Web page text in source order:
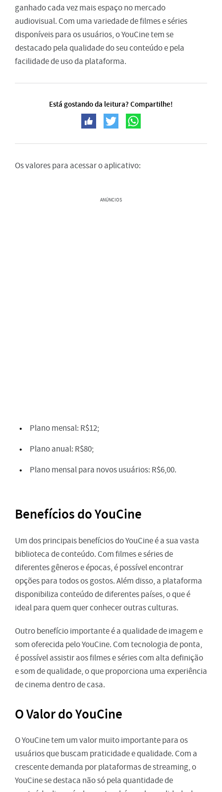
ganhado cada vez mais espaço no mercado
audiovisual. Com uma variedade de filmes e séries
disponíveis para os usuários, o YouCine tem se
destacado pela qualidade do seu conteúdo e pela
facilidade de uso da plataforma.
Está gostando da leitura? Compartilhe!
Os valores para acessar o aplicativo:
ANÚNCIOS
Plano mensal: R$12;
Plano anual: R$80;
Plano mensal para novos usuários: R$6,00.
Benefícios do YouCine
Um dos principais benefícios do YouCine é a sua vasta
biblioteca de conteúdo. Com filmes e séries de
diferentes gêneros e épocas, é possível encontrar
opções para todos os gostos. Além disso, a plataforma
disponibiliza conteúdo de diferentes países, o que é
ideal para quem quer conhecer outras culturas.
Outro benefício importante é a qualidade de imagem e
som oferecida pelo YouCine. Com tecnologia de ponta,
é possível assistir aos filmes e séries com alta definição
e som de qualidade, o que proporciona uma experiência
de cinema dentro de casa.
O Valor do YouCine
O YouCine tem um valor muito importante para os
usuários que buscam praticidade e qualidade. Com a
crescente demanda por plataformas de streaming, o
YouCine se destaca não só pela quantidade de